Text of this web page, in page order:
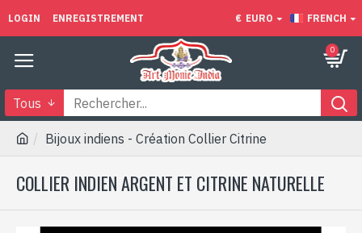
LOGIN ENREGISTREMENT € EURO FRENCH
0
Tous
Bijoux indiens - Création Collier Citrine
COLLIER INDIEN ARGENT ET CITRINE NATURELLE